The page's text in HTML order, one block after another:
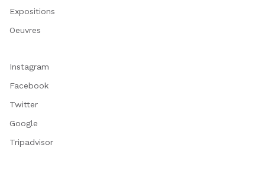
Expositions
Oeuvres
Instagram
Facebook
Twitter
Google
Tripadvisor